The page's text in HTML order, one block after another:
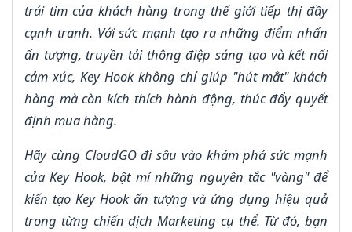
trái tim của khách hàng trong thế giới tiếp thị đầy
cạnh tranh. Với sức mạnh tạo ra những điểm nhấn
ấn tượng, truyền tải thông điệp sáng tạo và kết nối
cảm xúc, Key Hook không chỉ giúp "hút mắt" khách
hàng mà còn kích thích hành động, thúc đẩy quyết
định mua hàng.
Hãy cùng CloudGO đi sâu vào khám phá sức mạnh
của Key Hook, bật mí những nguyên tắc "vàng" để
kiến tạo Key Hook ấn tượng và ứng dụng hiệu quả
trong từng chiến dịch Marketing cụ thể. Từ đó, bạn